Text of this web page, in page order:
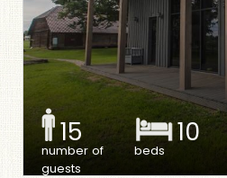
15
number of
guests
10
beds